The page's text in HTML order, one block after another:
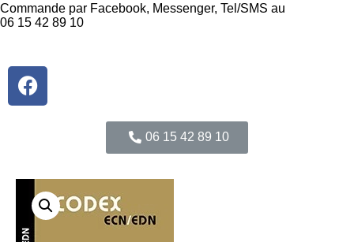
Commande par Facebook, Messenger, Tel/SMS au
06 15 42 89 10
06 15 42 89 10